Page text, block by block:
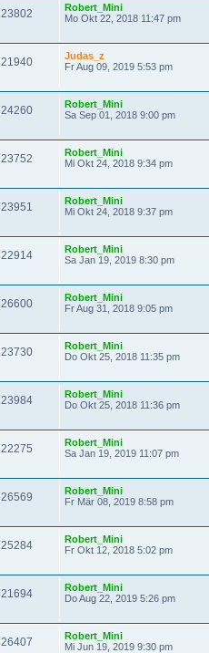
23802
Robert_Mini
Mo Okt 22, 2018 11:47 pm
21940
Judas_z
Fr Aug 09, 2019 5:53 pm
24260
Robert_Mini
Sa Sep 01, 2018 9:00 pm
23752
Robert_Mini
Mi Okt 24, 2018 9:34 pm
23951
Robert_Mini
Mi Okt 24, 2018 9:37 pm
22914
Robert_Mini
Sa Jan 19, 2019 8:30 pm
26600
Robert_Mini
Fr Aug 31, 2018 9:05 pm
23730
Robert_Mini
Do Okt 25, 2018 11:35 pm
23984
Robert_Mini
Do Okt 25, 2018 11:36 pm
22275
Robert_Mini
Sa Jan 19, 2019 11:07 pm
26569
Robert_Mini
Fr Mär 08, 2019 8:58 pm
25284
Robert_Mini
Fr Okt 12, 2018 5:02 pm
21694
Robert_Mini
Do Aug 22, 2019 5:26 pm
26407
Robert_Mini
Mi Jun 19, 2019 9:30 pm